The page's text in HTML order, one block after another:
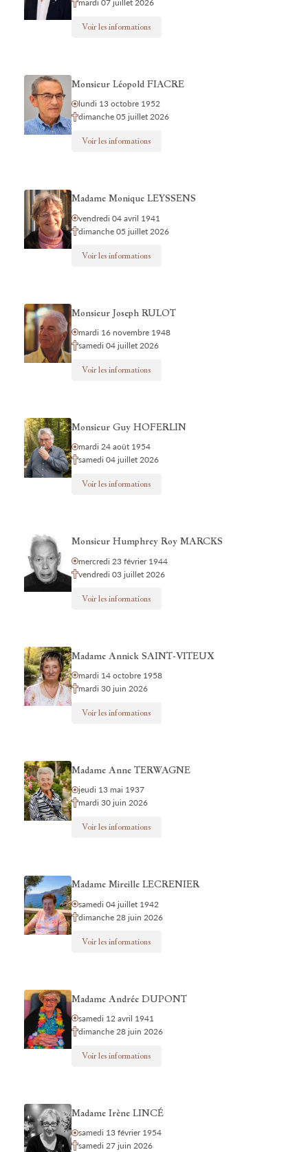
mardi 07 juillet 2026
Voir les informations
Monsieur Léopold FIACRE
lundi 13 octobre 1952
dimanche 05 juillet 2026
Voir les informations
Madame Monique LEYSSENS
vendredi 04 avril 1941
dimanche 05 juillet 2026
Voir les informations
Monsieur Joseph RULOT
mardi 16 novembre 1948
samedi 04 juillet 2026
Voir les informations
Monsieur Guy HOFERLIN
mardi 24 août 1954
samedi 04 juillet 2026
Voir les informations
Monsieur Humphrey Roy MARCKS
mercredi 23 février 1944
vendredi 03 juillet 2026
Voir les informations
Madame Annick SAINT-VITEUX
mardi 14 octobre 1958
mardi 30 juin 2026
Voir les informations
Madame Anne TERWAGNE
jeudi 13 mai 1937
mardi 30 juin 2026
Voir les informations
Madame Mireille LECRENIER
samedi 04 juillet 1942
dimanche 28 juin 2026
Voir les informations
Madame Andrée DUPONT
samedi 12 avril 1941
dimanche 28 juin 2026
Voir les informations
Madame Irène LINCÉ
samedi 13 février 1954
samedi 27 juin 2026